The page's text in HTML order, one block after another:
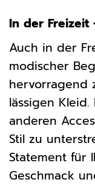
In der Freizeit
Auch in der
modischer
hervorragend
lässigen
anderen
Stil zu
Statement für
Geschmack